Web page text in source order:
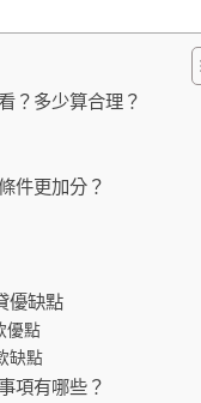
？多少算合理？
件更加分？
優缺點
優點
缺點
項有哪些？